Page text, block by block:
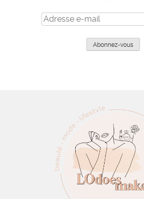
Adresse
e-
Abonnez-vous